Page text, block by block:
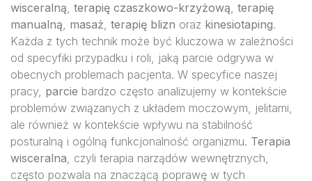
wisceralną, terapię czaszkowo-krzyżową, terapię
manualną, masaż, terapię blizn oraz kinesiotaping.
Każda z tych technik może być kluczowa w zależności
od specyfiki przypadku i roli, jaką parcie odgrywa w
obecnych problemach pacjenta. W specyfice naszej
pracy, parcie bardzo często analizujemy w kontekście
problemów związanych z układem moczowym, jelitami,
ale również w kontekście wpływu na stabilność
posturalną i ogólną funkcjonalność organizmu. Terapia
wisceralna, czyli terapia narządów wewnętrznych,
często pozwala na znaczącą poprawę w tych